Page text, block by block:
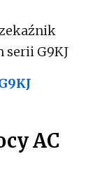
AC